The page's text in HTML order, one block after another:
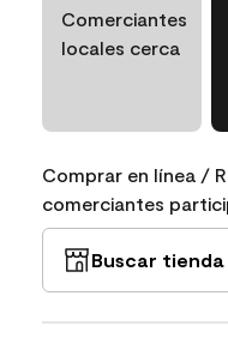
Comerciantes
locales cerca
Comprar en línea /
comerciantes
Buscar tienda